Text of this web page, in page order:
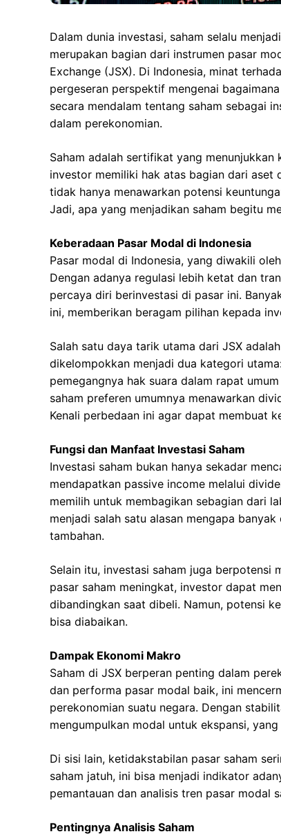
Dalam dunia investasi, saham selalu
merupakan bagian dari instrumen pasar
Exchange (JSX). Di Indonesia, minat
pergeseran perspektif mengenai
secara mendalam tentang saham sebagai
dalam perekonomian.
Saham adalah sertifikat yang menunjukkan
investor memiliki hak atas bagian dari aset
tidak hanya menawarkan potensi
Jadi, apa yang menjadikan saham begitu
Keberadaan Pasar Modal di Indonesia
Pasar modal di Indonesia, yang diwakili
Dengan adanya regulasi lebih ketat dan
percaya diri berinvestasi di pasar ini.
ini, memberikan beragam pilihan kepada
Salah satu daya tarik utama dari JSX
dikelompokkan menjadi dua kategori
pemegangnya hak suara dalam rapat
saham preferen umumnya menawarkan
Kenali perbedaan ini agar dapat membuat
Fungsi dan Manfaat Investasi Saham
Investasi saham bukan hanya sekadar
mendapatkan passive income melalui
memilih untuk membagikan sebagian dari
menjadi salah satu alasan mengapa
tambahan.
Selain itu, investasi saham juga berpotensi
pasar saham meningkat, investor dapat
dibandingkan saat dibeli. Namun, potensi
bisa diabaikan.
Dampak Ekonomi Makro
Saham di JSX berperan penting dalam
dan performa pasar modal baik, ini
perekonomian suatu negara. Dengan
mengumpulkan modal untuk ekspansi,
Di sisi lain, ketidakstabilan pasar saham
saham jatuh, ini bisa menjadi indikator
pemantauan dan analisis tren pasar modal
Pentingnya Analisis Saham